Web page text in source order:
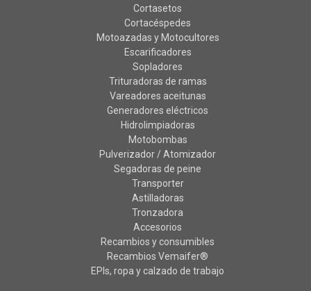
Cortasetos
Cortacéspedes
Motoazadas y Motocultores
Escarificadores
Sopladores
Trituradoras de ramas
Vareadores aceitunas
Generadores eléctricos
Hidrolimpiadoras
Motobombas
Pulverizador / Atomizador
Segadoras de peine
Transporter
Astilladoras
Tronzadora
Accesorios
Recambios y consumibles
Recambios Vemaifer®
EPIs, ropa y calzado de trabajo